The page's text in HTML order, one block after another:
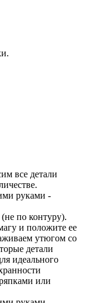
все детали
по контуру).
и положите ее
утюгом со
детали
идеального
или